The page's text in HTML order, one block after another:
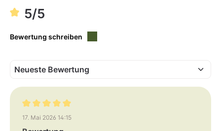
5/5
Bewertung schreiben
Bewertung mit 5 von 5 Sternen
17. Mai 2026 14:15